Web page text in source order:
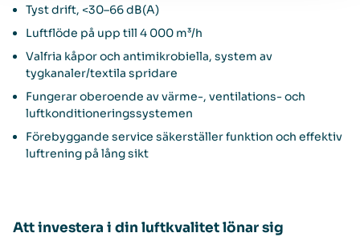
Tyst drift, <30–66 dB(A)
Luftflöde på upp till 4 000 m³/h
Valfria kåpor och antimikrobiella, system av
tygkanaler/textila spridare
Fungerar oberoende av värme-, ventilations- och
luftkonditioneringssystemen
Förebyggande service säkerställer funktion och effektiv
luftrening på lång sikt
Att investera i din luftkvalitet lönar sig